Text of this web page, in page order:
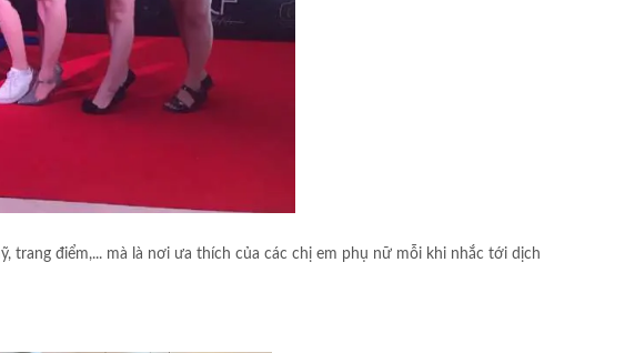
trang điểm,... mà là nơi ưa thích của các chị em phụ nữ mỗi khi nhắc tới dịch